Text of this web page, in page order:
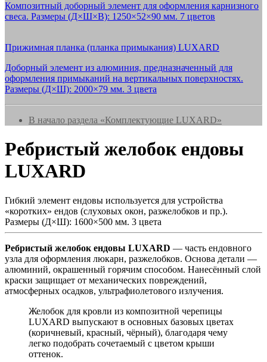
Композитный доборный элемент для оформления карнизного
свеса. Размеры (Д×Ш×В): 1250×52×90 мм. 7 цветов
Прижимная планка (планка примыкания) LUXARD
Доборный элемент из алюминия, предназначенный для
оформления примыканий на вертикальных поверхностях.
Размеры (Д×Ш): 2000×79 мм. 3 цвета
В начало раздела «Комплектующие LUXARD»
Ребристый желобок ендовы
LUXARD
Гибкий элемент ендовы используется для устройства
«коротких» ендов (слуховых окон, разжелобков и пр.).
Размеры (Д×Ш): 1600×500 мм. 3 цвета
Ребристый желобок ендовы LUXARD — часть ендовного
узла для оформления люкарн, разжелобков. Основа детали —
алюминий, окрашенный горячим способом. Нанесённый слой
краски защищает от механических повреждений,
атмосферных осадков, ультрафиолетового излучения.
Желобок для кровли из композитной черепицы
LUXARD выпускают в основных базовых цветах
(коричневый, красный, чёрный), благодаря чему
легко подобрать сочетаемый с цветом крыши
оттенок.